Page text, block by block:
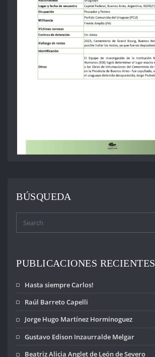
BÚSQUEDA
PUBLICACIONES RECIENTES
Hasta siempre Carlos!
Raúl Barreto Capelli
Jorge Hugo Martínez Horminoguez
Gustavo Edison Inzaurralde Melgar
Beatriz Alicia Anglet de León de Severo